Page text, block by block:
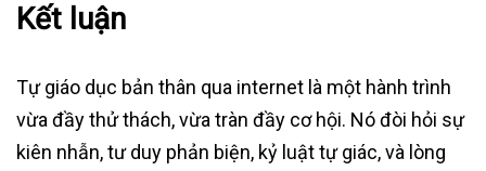
Kết luận
Tự giáo dục bản thân qua internet là một hành trình
vừa đầy thử thách, vừa tràn đầy cơ hội. Nó đòi hỏi sự
kiên nhẫn, tư duy phản biện, kỷ luật tự giác, và lòng